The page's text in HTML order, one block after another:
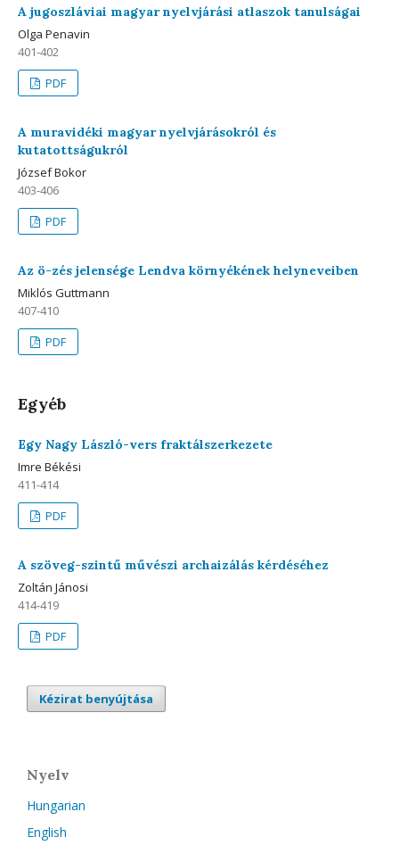
A jugoszláviai magyar nyelvjárási atlaszok tanulságai
Olga Penavin
401-402
PDF
A muravidéki magyar nyelvjárásokról és
kutatottságukról
József Bokor
403-406
PDF
Az ö-zés jelensége Lendva környékének helyneveiben
Miklós Guttmann
407-410
PDF
Egyéb
Egy Nagy László-vers fraktálszerkezete
Imre Békési
411-414
PDF
A szöveg-szintű művészi archaizálás kérdéséhez
Zoltán Jánosi
414-419
PDF
Kézirat benyújtása
Nyelv
Hungarian
English